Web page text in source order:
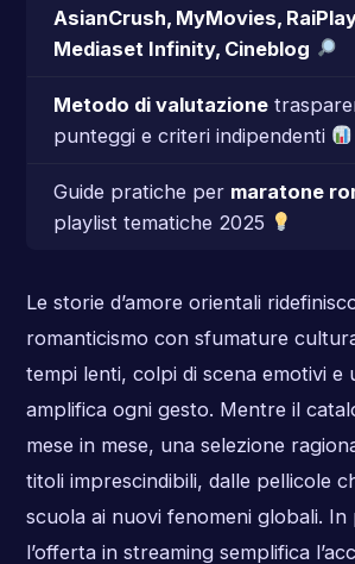
AsianCrush, MyMovies,
Mediaset Infinity, Cineblog
Metodo di valutazione
punteggi e criteri indipendenti
Guide pratiche per maratone
playlist tematiche 2025
Le storie d’amore orientali
romanticismo con sfumature
tempi lenti, colpi di scena emotivi e
amplifica ogni gesto. Mentre il
mese in mese, una selezione
titoli imprescindibili, dalle pellicole
scuola ai nuovi fenomeni globali. In
l’offerta in streaming semplifica